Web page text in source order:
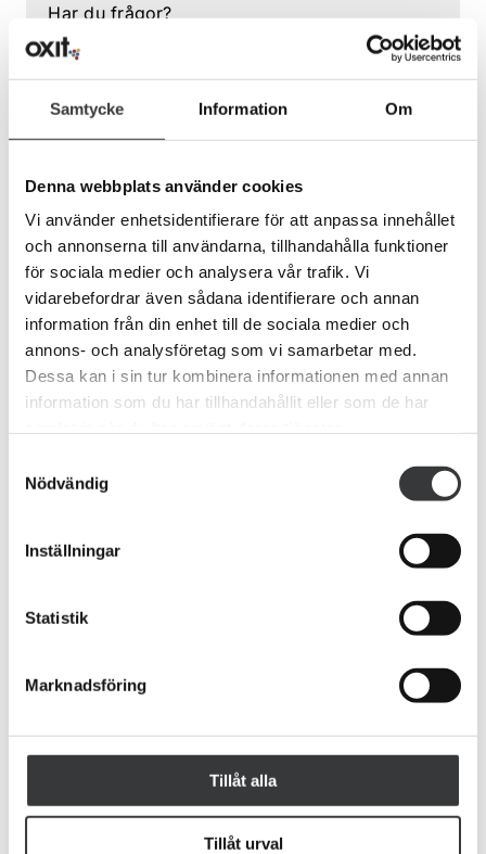
Samtycke Information Om
Denna webbplats använder cookies
Vi använder enhetsidentifierare för att anpassa innehållet
och annonserna till användarna, tillhandahålla funktioner
för sociala medier och analysera vår trafik. Vi
vidarebefordrar även sådana identifierare och annan
information från din enhet till de sociala medier och
annons- och analysföretag som vi samarbetar med.
Dessa kan i sin tur kombinera informationen med annan
information som du har tillhandahållit eller som de har
Nödvändig
Inställningar
Statistik
Marknadsföring
Tillåt alla
Tillåt urval
Har du frågor?
Hur vill du bli kontaktad?
Jag vill bli kontaktad via telefon
Jag vill bli kontaktad via mejl
Dina kontaktuppgifter